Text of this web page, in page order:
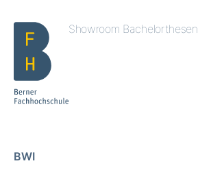
Showroom Bachelorthesen
BWI